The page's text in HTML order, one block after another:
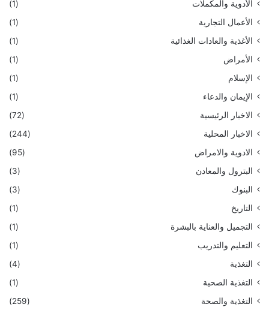
الأدوية والمكملات
(1)
الأعمال التجارية
(1)
الأغذية والعادات الغذائية
(1)
الأمراض
(1)
الإسلام
(1)
الإيمان والدعاء
(1)
الاخبار الرئيسية
(72)
الاخبار المحلية
(244)
الادوية والامراض
(95)
البترول والمعادن
(3)
البنوك
(3)
التاريخ
(1)
التجميل والعناية بالبشرة
(1)
التعليم والتدريب
(1)
التغذية
(4)
التغذية الصحية
(1)
التغذية والصحة
(259)